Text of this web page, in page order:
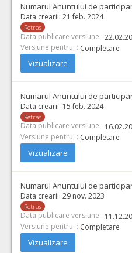
Numarul Anuntului de
Data crearii: 21 feb. 2024
Retras
Data publicare versiune :
Versiune pentru: : Completare
Vizualizare
Numarul Anuntului de
Data crearii: 15 feb. 2024
Retras
Data publicare versiune :
Versiune pentru: : Completare
Vizualizare
Numarul Anuntului de
Data crearii: 29 nov. 2023
Retras
Data publicare versiune :
Versiune pentru: : Completare
Vizualizare